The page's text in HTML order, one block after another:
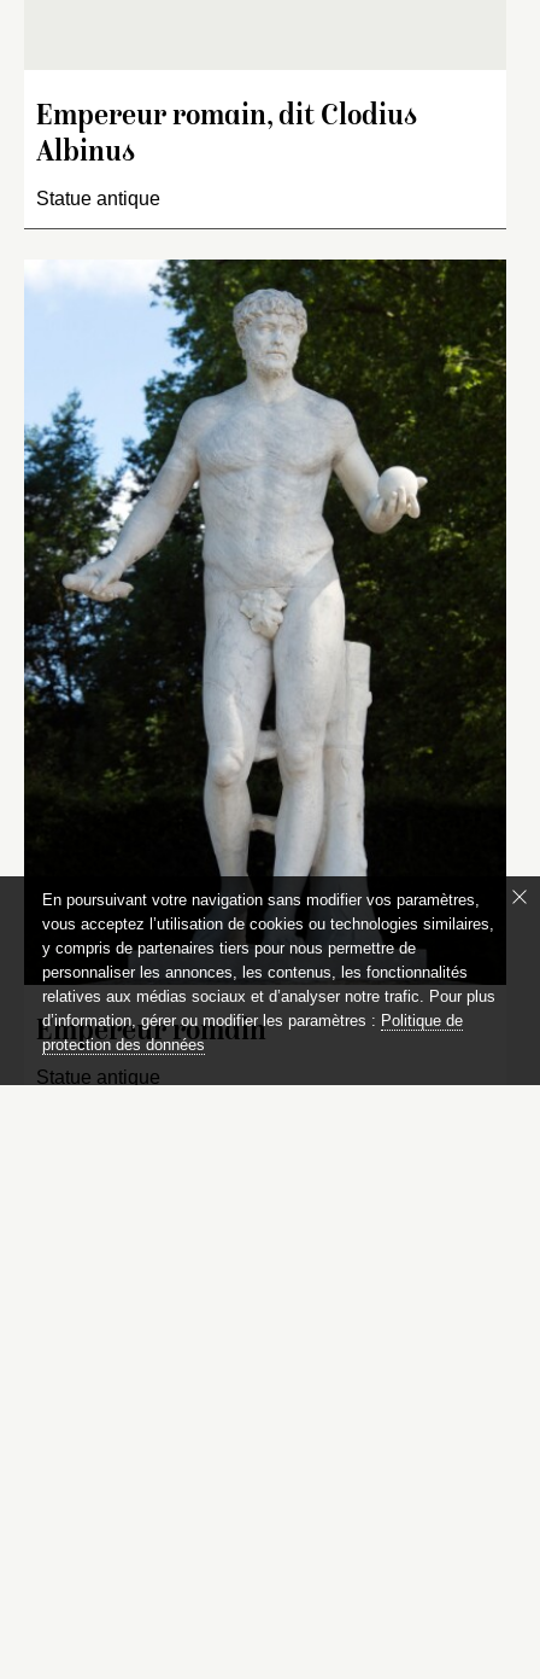
Empereur romain, dit Clodius
Albinus
Statue antique
Empereur romain
Statue antique
En poursuivant votre navigation sans modifier vos paramètres,
vous acceptez l’utilisation de cookies ou technologies similaires,
y compris de partenaires tiers pour nous permettre de
personnaliser les annonces, les contenus, les fonctionnalités
relatives aux médias sociaux et d’analyser notre trafic. Pour plus
d’information, gérer ou modifier les paramètres : Politique de
protection des données